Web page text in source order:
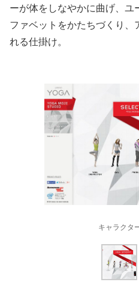
ーが体をしなやかに曲げ、
ファベットをかたちづくり、
れる仕掛け。
キャラクタ